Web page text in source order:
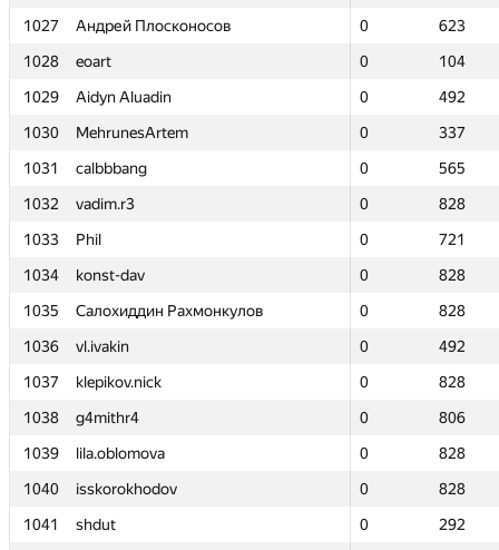
1027
Андрей Плосконосов 0
623
1028
eoart 0
104
1029
Aidyn Aluadin 0
492
1030
MehrunesArtem 0
337
1031
calbbbang 0
565
1032
vadim.r3 0
828
1033
Phil 0
721
1034
konst-dav 0
828
1035
Салохиддин Рахмонкулов 0
828
1036
vl.ivakin 0
492
1037
klepikov.nick 0
828
1038
g4mithr4 0
806
1039
lila.oblomova 0
828
1040
isskorokhodov 0
828
1041
shdut 0
292
1027
Андрей Плосконосов 0
623
1028
eoart 0
104
1029
Aidyn Aluadin 0
492
1030
MehrunesArtem 0
337
1031
calbbbang 0
565
1032
vadim.r3 0
828
1033
Phil 0
721
1034
konst-dav 0
828
1035
Салохиддин Рахмонкулов 0
828
1036
vl.ivakin 0
492
1037
klepikov.nick 0
828
1038
g4mithr4 0
806
1039
lila.oblomova 0
828
1040
isskorokhodov 0
828
1041
shdut 0
292